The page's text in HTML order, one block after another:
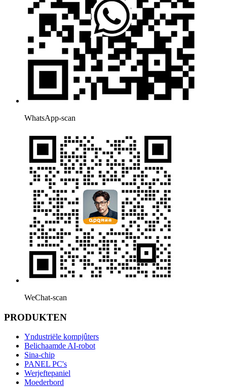
WhatsApp-scan
WeChat-scan
PRODUKTEN
Yndustriële kompjûters
Belichaamde AI-robot
Sina-chip
PANEL PC's
Werjeftepaniel
Moederbord